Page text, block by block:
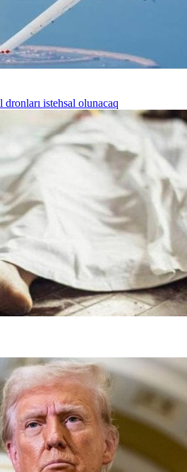
istehsal olunacaq